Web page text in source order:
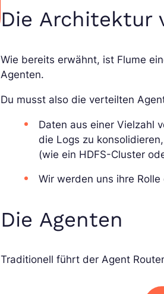
Die Architektur
Wie bereits erwähnt, ist Flume
Agenten.
Du musst also die verteilten
Daten aus einer Vielzahl
die Logs zu
(wie ein HDFS-Cluster
Wir werden uns ihre
Die Agenten
Traditionell führt der Agent